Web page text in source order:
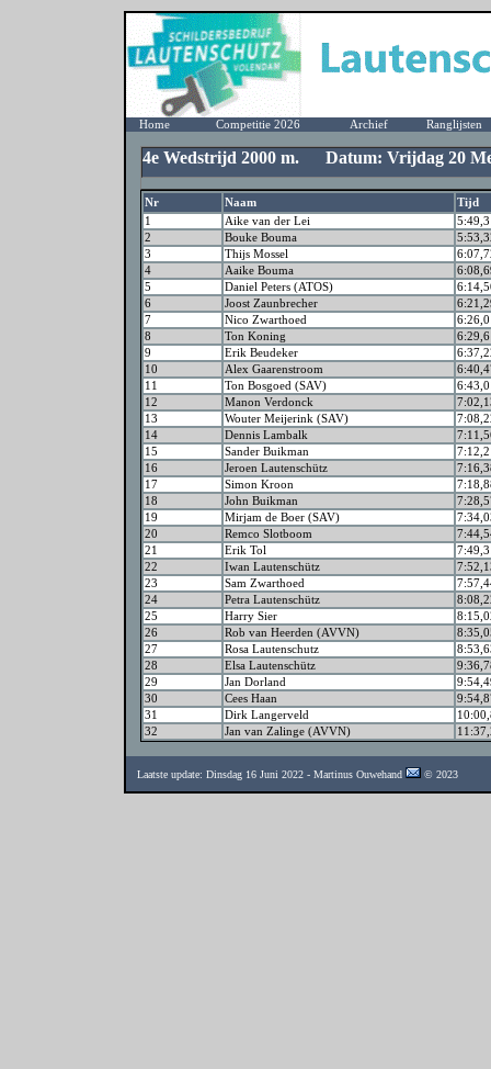
Home Competitie 2026 Archief Ranglijsten
4e Wedstrijd 2000 m. Datum: Vrijdag 20
Nr Naam
Tijd
1
Aike van der Lei
2
Bouke Bouma
3
Thijs Mossel
4
Aaike Bouma
5
Daniel Peters (ATOS)
6
Joost Zaunbrecher
7
Nico Zwarthoed
8
Ton Koning
9
Erik Beudeker
10
Alex Gaarenstroom
11
Ton Bosgoed (SAV)
12
Manon Verdonck
13
Wouter Meijerink (SAV)
14
Dennis Lambalk
15
Sander Buikman
16
Jeroen Lautenschütz
17
Simon Kroon
18
John Buikman
19
Mirjam de Boer (SAV)
20
Remco Slotboom
21
Erik Tol
22
Iwan Lautenschütz
23
Sam Zwarthoed
24
Petra Lautenschütz
25
Harry Sier
26
Rob van Heerden (AVVN)
27
Rosa Lautenschutz
28
Elsa Lautenschütz
29
Jan Dorland
30
Cees Haan
31
Dirk Langerveld
32
Jan van Zalinge (AVVN)
Laatste update: Dinsdag 16 Juni 2022 - Martinus Ouwehand © 2023